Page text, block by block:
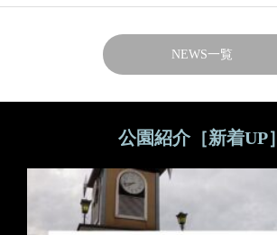
NEWS一覧
公園紹介［新着UP］